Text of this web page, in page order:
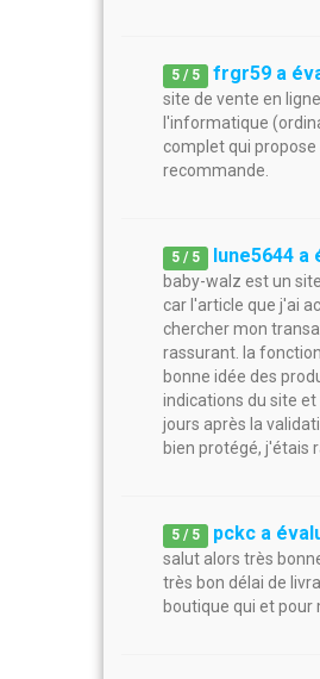
5 / 5 frgr59 a
site de vente en
l'informatique
complet qui
recommande.
5 / 5 lune5644 a
baby-walz est un
car l'article que j'ai
chercher mon
rassurant. la
bonne idée des
indications du site
jours après la
bien protégé, j'étais
5 / 5 pckc a
salut alors très
très bon délai de
boutique qui et